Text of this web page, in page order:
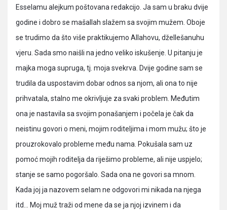
Esselamu alejkum poštovana redakcijo. Ja sam u braku dvije
godine i dobro se mašallah slažem sa svojim mužem. Oboje
se trudimo da što više praktikujemo Allahovu, džellešanuhu
vjeru. Sada smo naišli na jedno veliko iskušenje. U pitanju je
majka moga supruga, tj. moja svekrva. Dvije godine sam se
trudila da uspostavim dobar odnos sa njom, ali ona to nije
prihvatala, stalno me okrivljuje za svaki problem. Međutim
ona je nastavila sa svojim ponašanjem i počela je čak da
neistinu govori o meni, mojim roditeljima i mom mužu; što je
prouzrokovalo probleme među nama. Pokušala sam uz
pomoć mojih roditelja da riješimo probleme, ali nije uspjelo;
stanje se samo pogoršalo. Sada ona ne govori sa mnom.
Kada joj ja nazovem selam ne odgovori mi nikada na njega
itd… Moj muž traži od mene da se ja njoj izvinem i da